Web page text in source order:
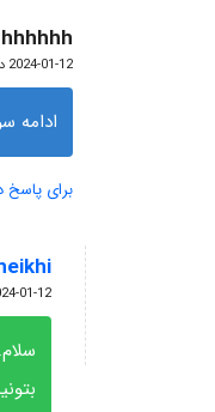
گفته:
2024-01-12 در 8:24 ب.ظ
ادامه
برای پاسخ
گفته:
2024-01-12 در